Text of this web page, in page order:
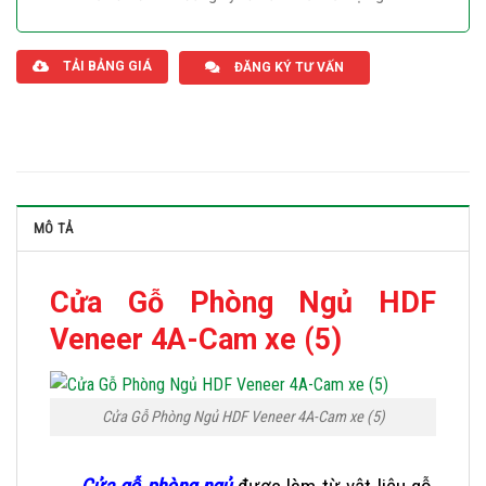
TẢI BẢNG GIÁ ĐĂNG KÝ TƯ VẤN
MÔ TẢ
Cửa Gỗ Phòng Ngủ HDF
Veneer 4A-Cam xe (5)
Cửa Gỗ Phòng Ngủ HDF Veneer 4A-Cam xe (5)